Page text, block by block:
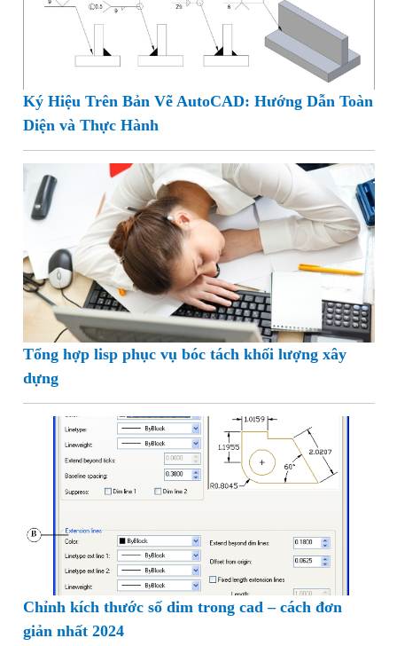
Ký Hiệu Trên Bản Vẽ AutoCAD: Hướng Dẫn Toàn
Diện và Thực Hành
Tổng hợp lisp phục vụ bóc tách khối lượng xây
dựng
Chỉnh kích thước số dim trong cad – cách đơn
giản nhất 2024